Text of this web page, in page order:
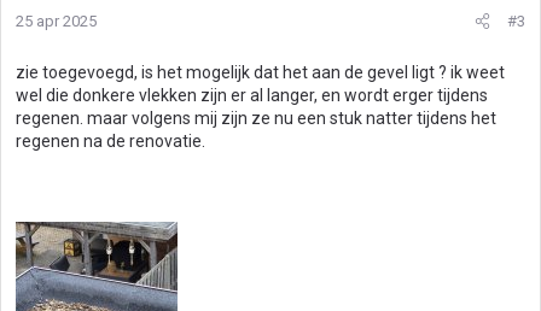
25 apr 2025 #3
zie toegevoegd, is het mogelijk dat het aan de gevel ligt ? ik weet
wel die donkere vlekken zijn er al langer, en wordt erger tijdens
regenen. maar volgens mij zijn ze nu een stuk natter tijdens het
regenen na de renovatie.